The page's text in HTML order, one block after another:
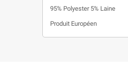
95% Polyester 5% Laine
Produit Européen